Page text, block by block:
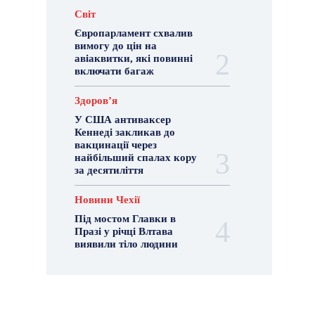
Світ
Європарламент схвалив
вимогу до цін на
авіаквитки, які повинні
включати багаж
Здоровʼя
У США антиваксер
Кеннеді закликав до
вакцинації через
найбільший спалах кору
за десятиліття
Новини Чехії
Під мостом Главки в
Празі у річці Влтава
виявили тіло людини